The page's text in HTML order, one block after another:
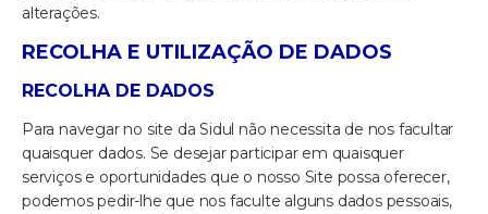
alterações.
RECOLHA E UTILIZAÇÃO DE DADOS
RECOLHA DE DADOS
Para navegar no site da Sidul não necessita de nos facultar
quaisquer dados. Se desejar participar em quaisquer
serviços e oportunidades que o nosso Site possa oferecer,
podemos pedir-lhe que nos faculte alguns dados pessoais,